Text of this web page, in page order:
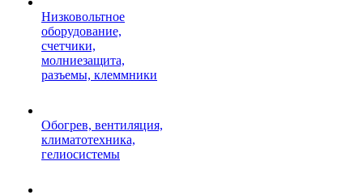
Низковольтное
оборудование,
счетчики,
молниезащита,
разъемы, клеммники
Обогрев, вентиляция,
климатотехника,
гелиосистемы